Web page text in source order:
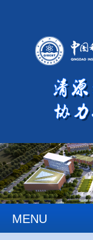
MENU